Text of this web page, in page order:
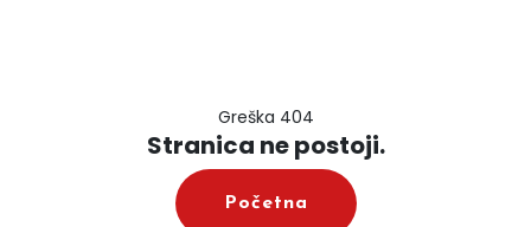
Greška 404
Stranica ne postoji.
Početna